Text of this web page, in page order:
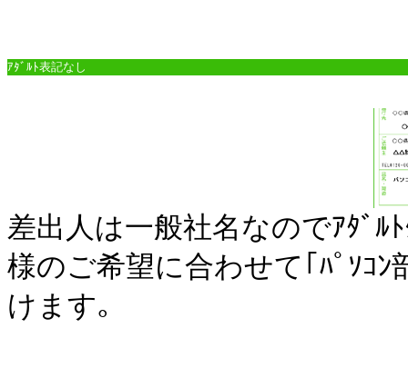
ｱﾀﾞﾙﾄ表記なし
差出人は一般社名なのでｱﾀﾞﾙ
様のご希望に合わせて｢ﾊﾟｿｺ
けます｡